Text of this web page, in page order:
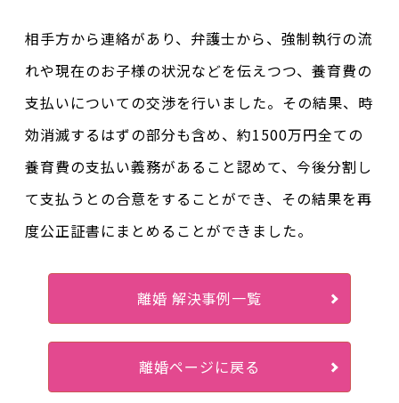
相手方から連絡があり、弁護士から、強制執行の流
れや現在のお子様の状況などを伝えつつ、養育費の
支払いについての交渉を行いました。その結果、時
効消滅するはずの部分も含め、約1500万円全ての
養育費の支払い義務があること認めて、今後分割し
て支払うとの合意をすることができ、その結果を再
度公正証書にまとめることができました。
離婚 解決事例一覧
離婚ページに戻る